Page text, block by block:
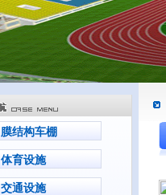
膜结构车棚
体育设施
交通设施